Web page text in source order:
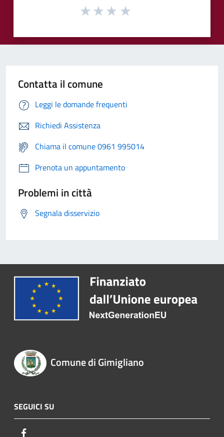
Contatta il comune
Leggi le domande frequenti
Richiedi Assistenza
Chiama il comune 0961 995014
Prenota un appuntamento
Problemi in città
Segnala disservizio
Comune di Gimigliano
SEGUICI SU